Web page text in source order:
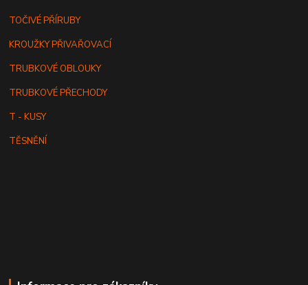
TOČIVÉ PŘÍRUBY
KROUŽKY PŘIVAŘOVACÍ
TRUBKOVÉ OBLOUKY
TRUBKOVÉ PŘECHODY
T - KUSY
TĚSNĚNÍ